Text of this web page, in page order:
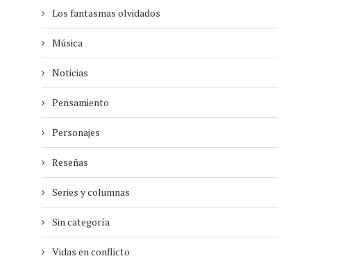
Los fantasmas olvidados
Música
Noticias
Pensamiento
Personajes
Reseñas
Series y columnas
Sin categoría
Vidas en conflicto